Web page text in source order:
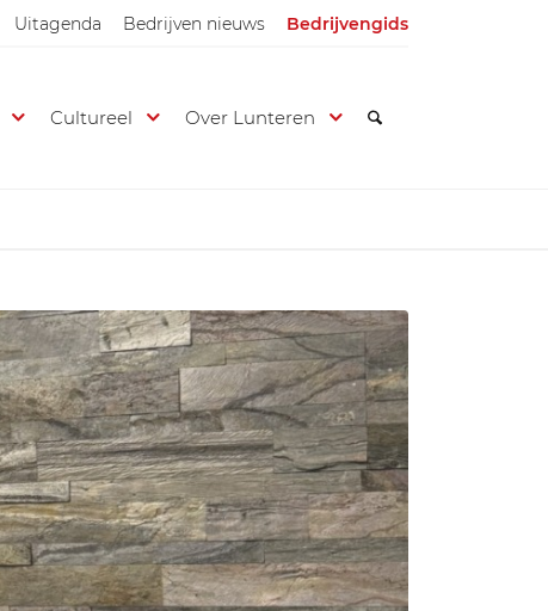
Uitagenda Bedrijven nieuws Bedrijvengids
Cultureel Over Lunteren